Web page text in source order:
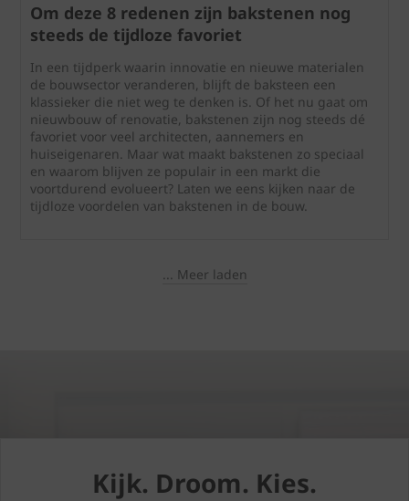
Om deze 8 redenen zijn bakstenen nog
steeds de tijdloze favoriet
In een tijdperk waarin innovatie en nieuwe materialen
de bouwsector veranderen, blijft de baksteen een
klassieker die niet weg te denken is. Of het nu gaat om
nieuwbouw of renovatie, bakstenen zijn nog steeds dé
favoriet voor veel architecten, aannemers en
huiseigenaren. Maar wat maakt bakstenen zo speciaal
en waarom blijven ze populair in een markt die
voortdurend evolueert? Laten we eens kijken naar de
tijdloze voordelen van bakstenen in de bouw.
... Meer laden
Kijk. Droom. Kies.